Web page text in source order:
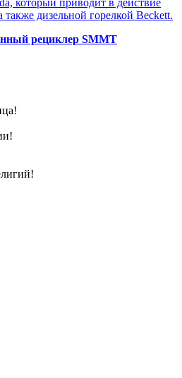
который приводит в действие
также дизельной горелкой Beckett.
рециклер SMMT